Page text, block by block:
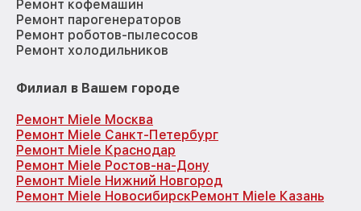
Ремонт кофемашин
Ремонт парогенераторов
Ремонт роботов-пылесосов
Ремонт холодильников
Филиал в Вашем городе
Ремонт Miele Москва
Ремонт Miele Санкт-Петербург
Ремонт Miele Краснодар
Ремонт Miele Ростов-на-Дону
Ремонт Miele Нижний Новгород
Ремонт Miele НовосибирскРемонт Miele Казань